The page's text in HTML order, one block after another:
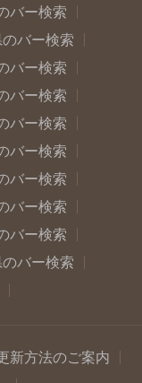
バー検索
バー検索
バー検索
バー検索
バー検索
バー検索
バー検索
バー検索
バー検索
バー検索
新方法のご案内